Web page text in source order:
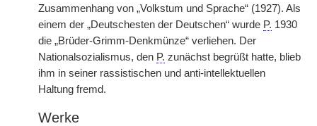
Zusammenhang von „Volkstum und Sprache“ (1927). Als
einem der „Deutschesten der Deutschen“ wurde P. 1930
die „Brüder-Grimm-Denkmünze“ verliehen. Der
Nationalsozialismus, den P. zunächst begrüßt hatte, blieb
ihm in seiner rassistischen und anti-intellektuellen
Haltung fremd.
Werke